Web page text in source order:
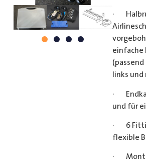
·
einfache
links
·
und für
· 6
flexible
·